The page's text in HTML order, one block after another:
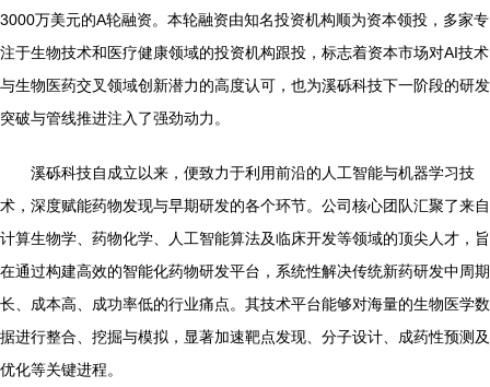
3000万美元的A轮融资。本轮融资由知名投资机构顺为资本领投，多家专
注于生物技术和医疗健康领域的投资机构跟投，标志着资本市场对AI技术
与生物医药交叉领域创新潜力的高度认可，也为溪砾科技下一阶段的研发
突破与管线推进注入了强劲动力。
溪砾科技自成立以来，便致力于利用前沿的人工智能与机器学习技
术，深度赋能药物发现与早期研发的各个环节。公司核心团队汇聚了来自
计算生物学、药物化学、人工智能算法及临床开发等领域的顶尖人才，旨
在通过构建高效的智能化药物研发平台，系统性解决传统新药研发中周期
长、成本高、成功率低的行业痛点。其技术平台能够对海量的生物医学数
据进行整合、挖掘与模拟，显著加速靶点发现、分子设计、成药性预测及
优化等关键进程。